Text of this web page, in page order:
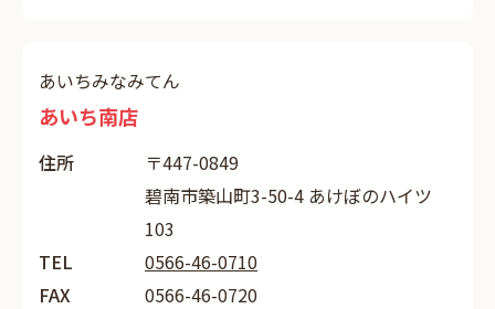
あいちみなみてん
あいち南店
住所
〒447-0849
碧南市築山町3-50-4 あけぼのハイツ
103
TEL
0566-46-0710
FAX
0566-46-0720